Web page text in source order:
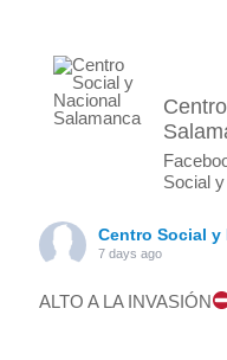
Social
Centro Social y
7 days ago
ALTO A LA INVASIÓN